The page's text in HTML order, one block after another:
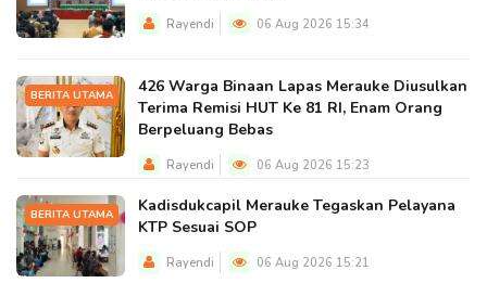
Rayendi 06 Aug 2026 15:34
BERITA UTAMA
426 Warga Binaan Lapas Merauke Diusulkan
Terima Remisi HUT Ke 81 RI, Enam Orang
Berpeluang Bebas
Rayendi 06 Aug 2026 15:23
BERITA UTAMA
Kadisdukcapil Merauke Tegaskan Pelayana
KTP Sesuai SOP
Rayendi 06 Aug 2026 15:21